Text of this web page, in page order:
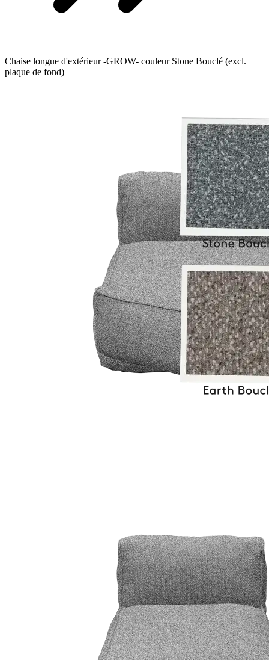
Chaise longue d'extérieur -GROW- couleur Stone Bouclé (excl.
plaque de fond)